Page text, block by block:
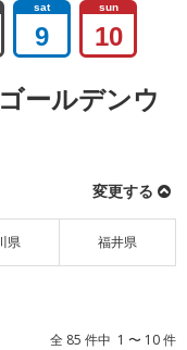
sat
9
sun
10
ールデンウ
変更する
県 福井県
全 85 件中 1 〜 10 件